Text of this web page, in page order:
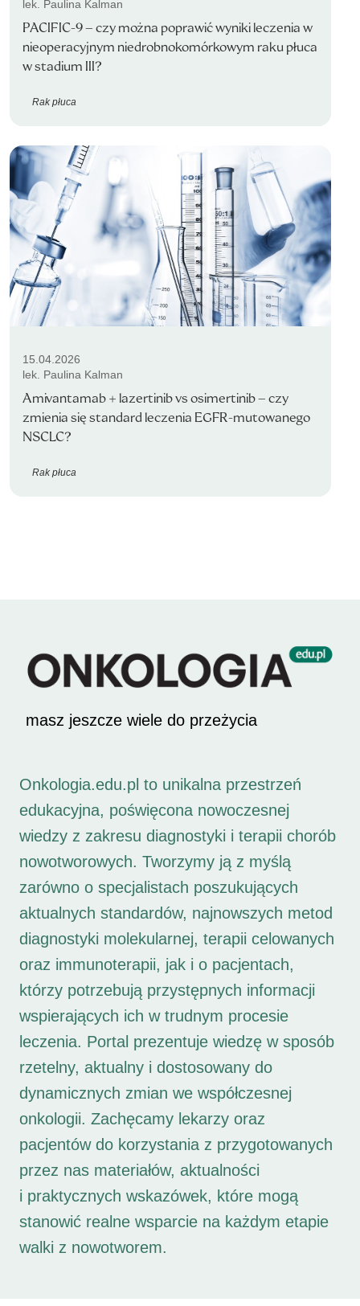
lek. Paulina Kalman
PACIFIC-9 – czy można poprawić wyniki leczenia w
nieoperacyjnym niedrobnokomórkowym raku płuca
w stadium III?
Rak płuca
15.04.2026
lek. Paulina Kalman
Amivantamab + lazertinib vs osimertinib – czy
zmienia się standard leczenia EGFR-mutowanego
NSCLC?
Rak płuca
masz jeszcze wiele do przeżycia
Onkologia.edu.pl to unikalna przestrzeń
edukacyjna, poświęcona nowoczesnej
wiedzy z zakresu diagnostyki i terapii chorób
nowotworowych. Tworzymy ją z myślą
zarówno o specjalistach poszukujących
aktualnych standardów, najnowszych metod
diagnostyki molekularnej, terapii celowanych
oraz immunoterapii, jak i o pacjentach,
którzy potrzebują przystępnych informacji
wspierających ich w trudnym procesie
leczenia. Portal prezentuje wiedzę w sposób
rzetelny, aktualny i dostosowany do
dynamicznych zmian we współczesnej
onkologii. Zachęcamy lekarzy oraz
pacjentów do korzystania z przygotowanych
przez nas materiałów, aktualności
i praktycznych wskazówek, które mogą
stanowić realne wsparcie na każdym etapie
walki z nowotworem.